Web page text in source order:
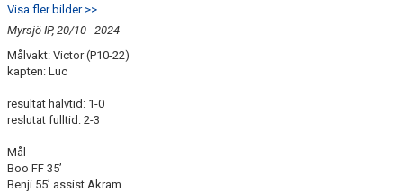
Visa fler bilder >>
Myrsjö IP, 20/10 - 2024
Målvakt: Victor (P10-22)
kapten: Luc
resultat halvtid: 1-0
reslutat fulltid: 2-3
Mål
Boo FF 35’
Benji 55’ assist Akram